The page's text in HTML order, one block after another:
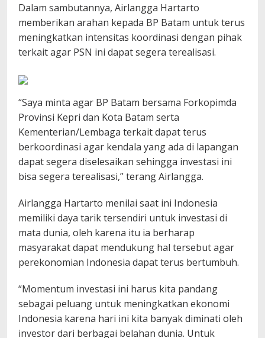
Dalam sambutannya, Airlangga Hartarto
memberikan arahan kepada BP Batam untuk terus
meningkatkan intensitas koordinasi dengan pihak
terkait agar PSN ini dapat segera terealisasi.
“Saya minta agar BP Batam bersama Forkopimda
Provinsi Kepri dan Kota Batam serta
Kementerian/Lembaga terkait dapat terus
berkoordinasi agar kendala yang ada di lapangan
dapat segera diselesaikan sehingga investasi ini
bisa segera terealisasi,” terang Airlangga.
Airlangga Hartarto menilai saat ini Indonesia
memiliki daya tarik tersendiri untuk investasi di
mata dunia, oleh karena itu ia berharap
masyarakat dapat mendukung hal tersebut agar
perekonomian Indonesia dapat terus bertumbuh.
“Momentum investasi ini harus kita pandang
sebagai peluang untuk meningkatkan ekonomi
Indonesia karena hari ini kita banyak diminati oleh
investor dari berbagai belahan dunia. Untuk